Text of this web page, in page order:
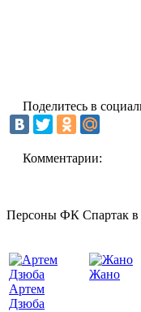
Поделитесь в
Комментарии:
Персоны ФК Спартак в
Артем
Дзюба
Жано